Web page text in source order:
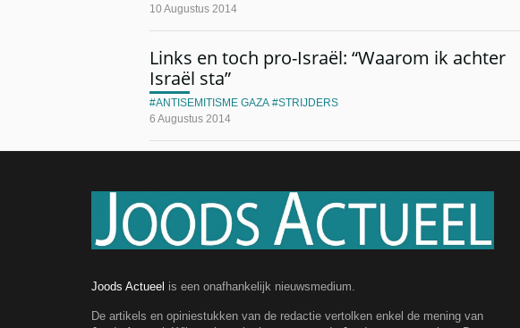
10 Augustus 2014
Links en toch pro-Israël: “Waarom ik achter
Israël sta”
6 Augustus 2014
ANTISEMITISME GAZA STRIJDERS
Joods Actueel is een onafhankelijk nieuwsmedium.
De artikels en opiniestukken van de redactie vertolken enkel de mening van